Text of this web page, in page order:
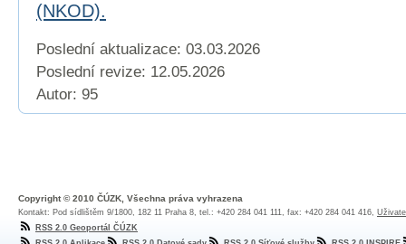
(NKOD).
Poslední aktualizace: 03.03.2026
Poslední revize: 12.05.2026
Autor: 95
Copyright © 2010 ČÚZK, Všechna práva vyhrazena
Kontakt: Pod sídlištěm 9/1800, 182 11 Praha 8, tel.: +420 284 041 111, fax: +420 284 041 416,
RSS 2.0 Geoportál ČÚZK